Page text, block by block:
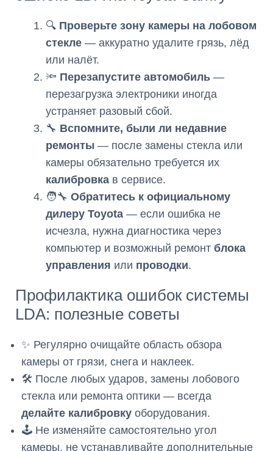
🔍 Проверьте зону камеры на лобовом
стекле — аккуратно удалите грязь, лёд
или налёт.
🔦 Перезапустите автомобиль —
перезагрузка электроники иногда
устраняет разовый сбой.
🔧 Вспомните, были ли недавние
ремонты — после замены стекла или
камеры обязательно требуется их
калибровка в сервисе.
🧑‍🔧 Обратитесь к официальному
дилеру Toyota — если ошибка не
исчезла, нужна диагностика через
компьютер и возможный ремонт блока
управления или проводки.
Профилактика ошибок системы
LDA: полезные советы
✨ Регулярно очищайте область обзора
камеры от грязи, снега и наклеек.
🛠️ После любых ударов, замены лобового
стекла или ремонта оптики — всегда
делайте калибровку оборудования.
🕹️ Не изменяйте самостоятельно угол
камеры, не устанавливайте дополнительные